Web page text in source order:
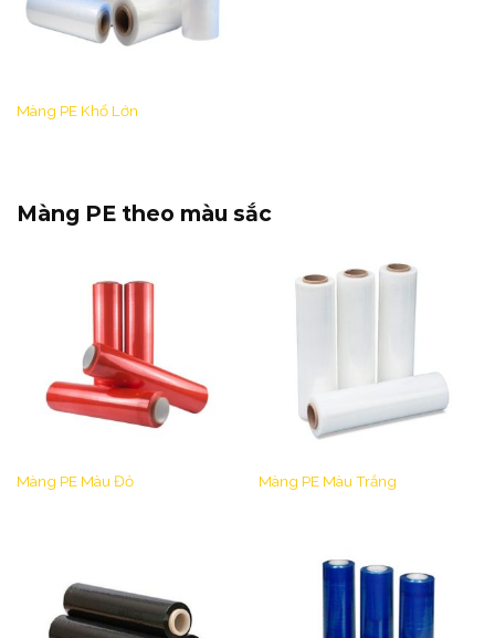
Màng PE Khổ Lớn
Màng PE theo màu sắc
Màng PE Màu Đỏ Màng PE Màu Trắng